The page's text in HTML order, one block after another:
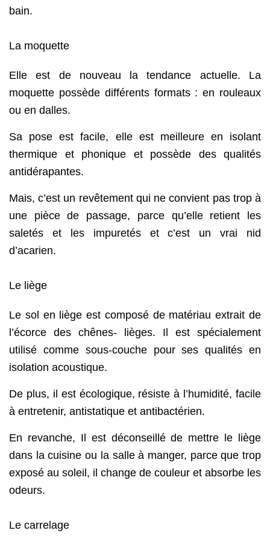
bain.
La moquette
Elle est de nouveau la tendance actuelle. La
moquette possède différents formats : en rouleaux
ou en dalles.
Sa pose est facile, elle est meilleure en isolant
thermique et phonique et possède des qualités
antidérapantes.
Mais, c’est un revêtement qui ne convient pas trop à
une pièce de passage, parce qu’elle retient les
saletés et les impuretés et c’est un vrai nid
d’acarien.
Le liège
Le sol en liège est composé de matériau extrait de
l’écorce des chênes- lièges. Il est spécialement
utilisé comme sous-couche pour ses qualités en
isolation acoustique.
De plus, il est écologique, résiste à l’humidité, facile
à entretenir, antistatique et antibactérien.
En revanche, Il est déconseillé de mettre le liège
dans la cuisine ou la salle à manger, parce que trop
exposé au soleil, il change de couleur et absorbe les
odeurs.
Le carrelage